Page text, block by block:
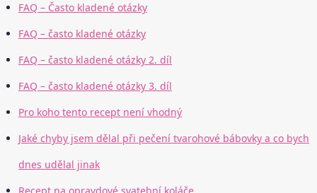
FAQ – Často kladené otázky
FAQ – často kladené otázky
FAQ – často kladené otázky 2. díl
FAQ – často kladené otázky 3. díl
Pro koho tento recept není vhodný
Jaké chyby jsem dělal při pečení tvarohové bábovky a co bych
dnes udělal jinak